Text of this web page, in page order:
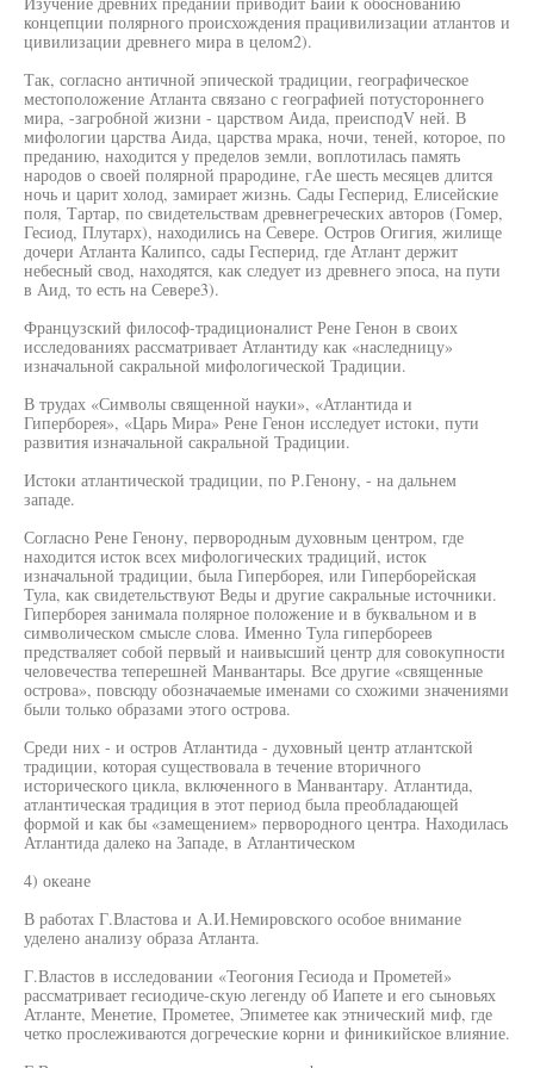
концепции полярного происхождения працивилизации атлантов и
цивилизации древнего мира в целом2).
Так, согласно античной эпической традиции, географическое
местоположение Атланта связано с географией потустороннего
мира, -загробной жизни - царством Аида, преисподV ней. В
мифологии царства Аида, царства мрака, ночи, теней, которое, по
преданию, находится у пределов земли, воплотилась память
народов о своей полярной прародине, гАе шесть месяцев длится
ночь и царит холод, замирает жизнь. Сады Гесперид, Елисейские
поля, Тартар, по свидетельствам древнегреческих авторов (Гомер,
Гесиод, Плутарх), находились на Севере. Остров Огигия, жилище
дочери Атланта Калипсо, сады Гесперид, где Атлант держит
небесный свод, находятся, как следует из древнего эпоса, на пути
в Аид, то есть на Севере3).
Французский философ-традиционалист Рене Генон в своих
исследованиях рассматривает Атлантиду как «наследницу»
изначальной сакральной мифологической Традиции.
В трудах «Символы священной науки», «Атлантида и
Гиперборея», «Царь Мира» Рене Генон исследует истоки, пути
развития изначальной сакральной Традиции.
Истоки атлантической традиции, по Р.Генону, - на дальнем
западе.
Согласно Рене Генону, первородным духовным центром, где
находится исток всех мифологических традиций, исток
изначальной традиции, была Гиперборея, или Гиперборейская
Тула, как свидетельствуют Веды и другие сакральные источники.
Гиперборея занимала полярное положение и в буквальном и в
символическом смысле слова. Именно Тула гипербореев
предстваляет собой первый и наивысший центр для совокупности
человечества теперешней Манвантары. Все другие «священные
острова», повсюду обозначаемые именами со схожими значениями
были только образами этого острова.
Среди них - и остров Атлантида - духовный центр атлантской
традиции, которая существовала в течение вторичного
исторического цикла, включенного в Манвантару. Атлантида,
атлантическая традиция в этот период была преобладающей
формой и как бы «замещением» первородного центра. Находилась
Атлантида далеко на Западе, в Атлантическом
4) океане
В работах Г.Властова и А.И.Немировского особое внимание
уделено анализу образа Атланта.
Г.Властов в исследовании «Теогония Гесиода и Прометей»
рассматривает гесиодиче-скую легенду об Иапете и его сыновьях
Атланте, Менетие, Прометее, Эпиметее как этнический миф, где
четко прослеживаются догреческие корни и финикийское влияние.